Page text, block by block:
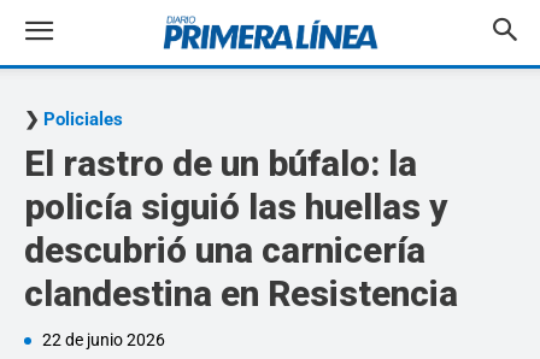
Policiales
El rastro de un búfalo: la
policía siguió las huellas y
descubrió una carnicería
clandestina en Resistencia
22 de junio 2026